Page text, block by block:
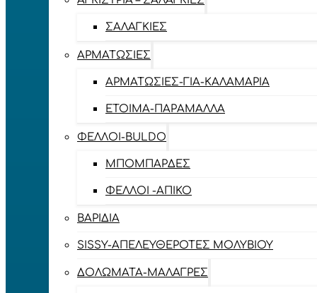
ΣΑΛΑΓΚΙΈΣ
ΑΡΜΑΤΩΣΙΈΣ
ΑΡΜΑΤΩΣΙΈΣ-ΓΙΑ-ΚΑΛΑΜΆΡΙΑ
ΈΤΟΙΜΑ-ΠΑΡΆΜΑΛΛΑ
ΦΕΛΛΟΊ-BULDO
ΜΠΟΜΠΆΡΔΕΣ
ΦΕΛΛΟΊ -ΑΠΊΚΟ
ΒΑΡΊΔΙΑ
SISSY-ΑΠΕΛΕΥΘΕΡΟΤΈΣ ΜΟΛΥΒΙΟΎ
ΔΟΛΏΜΑΤΑ-ΜΑΛΆΓΡΕΣ